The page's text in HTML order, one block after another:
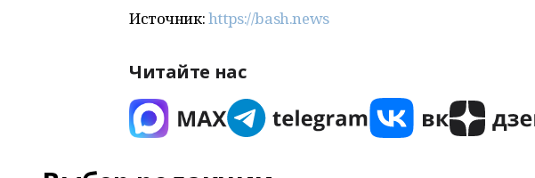
Источник:https://bash.news
Читайте нас